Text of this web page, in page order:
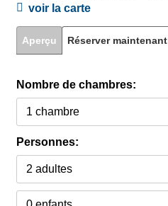
voir la carte
Aperçu Réserver maintenant
Nombre de chambres:
Personnes: